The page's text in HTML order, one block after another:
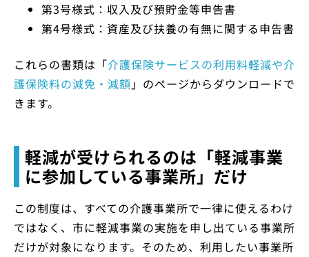
第3号様式：収入及び預貯金等申告書
第4号様式：資産及び扶養の有無に関する申告書
これらの書類は「介護保険サービスの利用料軽減や介
護保険料の減免・減額 」のページからダウンロードで
きます。
軽減が受けられるのは「軽減事業
に参加している事業所」だけ
この制度は、すべての介護事業所で一律に使えるわけ
ではなく、市に軽減事業の実施を申し出ている事業所
だけが対象になります。そのため、利用したい事業所